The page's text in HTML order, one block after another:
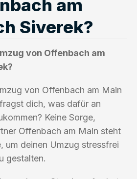
am
Siverek?
von Offenbach am
von Offenbach am Main
dich, was dafür an
Keine Sorge,
Offenbach am Main steht
um deinen Umzug stressfrei
gestalten.